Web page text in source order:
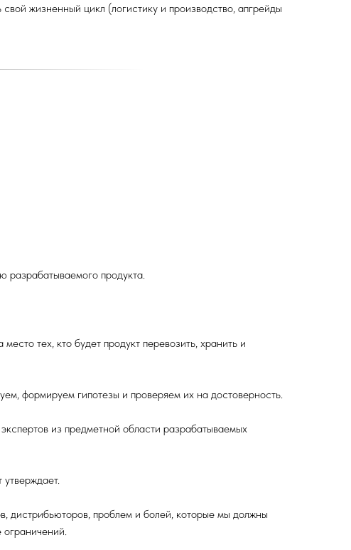
жизненный цикл (логистику и производство, апгрейды
разрабатываемого продукта.
тех, кто будет продукт перевозить, хранить и
формируем гипотезы и проверяем их на достоверность.
из предметной области разрабатываемых
дистрибьюторов, проблем и болей, которые мы должны
ограничений.